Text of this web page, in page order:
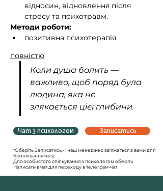
відносин, відновлення після
стресу та психотравм.
Методи роботи:
позитивна психотерапія.
повністю
Коли душа болить —
важливо, щоб поряд була
людина, яка не
злякається цієї глибини.
Чат з психологом Записатись
*Оберіть Записатись,- і наш менеджер зв’яжеться з вами для
бронювання часу.
Для особистого спілкування з психологом оберіть
Написати в чат для переходу в телеграм-чат